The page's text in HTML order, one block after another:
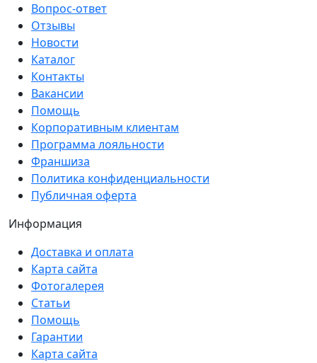
Вопрос-ответ
Отзывы
Новости
Каталог
Контакты
Вакансии
Помощь
Корпоративным клиентам
Программа лояльности
Франшиза
Политика конфиденциальности
Публичная оферта
Информация
Доставка и оплата
Карта сайта
Фотогалерея
Статьи
Помощь
Гарантии
Карта сайта